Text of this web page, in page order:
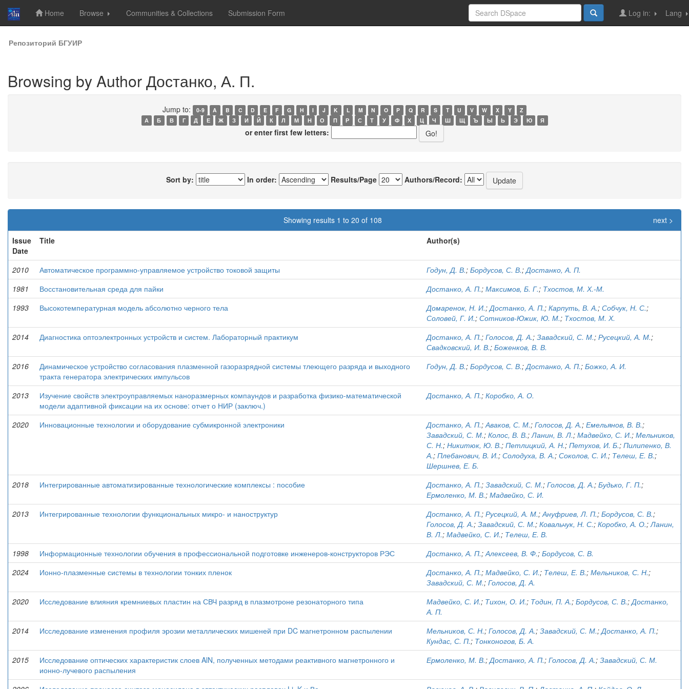
Skip
navigation
Home Browse Communities & Collections Submission Form Lang
Log in:
Репозиторий БГУИР
Browsing by Author Достанко, А. П.
Jump to: 0-9 A B C D E F G H I J K L M N O P Q R S T U V W X Y
Z
А
Б В Г Д Е Ж З И Й К Л М Н О П Р С Т У Ф Х Ц Ч Ш Щ Ъ Ы Ь Э Ю Я
or enter first few letters:
Sort by: In order: Results/Page Authors/Record:
Showing results 1 to 20 of 108
next >
Issue
Date
Title Author(s)
2010 Автоматическое программно-управляемое устройство токовой защиты Годун, Д. В.; Бордусов, С. В.;Достанко, А. П.
1981
Восстановительная среда для пайки Достанко, А. П.; Максимов, Б. Г.; Тхостов, М. Х.-М.
1993
Высокотемпературная модель абсолютно черного тела Домаренок, Н. И.;Достанко, А. П.; Карпуть, В. А.; Собчук, Н. С.;
Соловей, Г. И.; Сотников-Южик, Ю. М.; Тхостов, М. Х.
2014
Диагностика оптоэлектронных устройств и систем. Лабораторный практикум Достанко, А. П.; Голосов, Д. А.; Завадский, С. М.; Русецкий, А. М.;
Свадковский, И. В.; Боженков, В. В.
2016
Динамическое устройство согласования плазменной газоразрядной системы тлеющего разряда и выходного
тракта генератора электрических импульсов
Годун, Д. В.; Бордусов, С. В.;Достанко, А. П.; Божко, А. И.
2013
Изучение свойств электроуправляемых наноразмерных компаундов и разработка физико-математической
модели адаптивной фиксации на их основе: отчет о НИР (заключ.)
Достанко, А. П.; Коробко, А. О.
2020 Инновационные технологии и оборудование субмикронной электроники Достанко, А. П.;Аваков, С. М.; Голосов, Д. А.; Емельянов, В. В.;
Завадский, С. М.; Колос, В. В.;Ланин, В. Л.; Мадвейко, С. И.; Мельников,
С. Н.; Никитюк, Ю. В.; Петлицкий, А. Н.; Петухов, И. Б.; Пилипенко, В.
А.; Плебанович, В. И.; Солодуха, В. А.; Соколов, С. И.; Телеш, Е. В.;
Шершнев, Е. Б.
2018
Интегрированные автоматизированные технологические комплексы : пособие Достанко, А. П.; Завадский, С. М.; Голосов, Д. А.; Будько, Г. П.;
Ермоленко, М. В.; Мадвейко, С. И.
2013
Интегрированные технологии функциональных микро- и наноструктур Достанко, А. П.; Русецкий, А. М.;Ануфриев, Л. П.; Бордусов, С. В.;
Голосов, Д. А.; Завадский, С. М.; Ковальчук, Н. С.; Коробко, А. О.;Ланин,
В. Л.; Мадвейко, С. И.; Телеш, Е. В.
1998
Информационные технологии обучения в профессиональной подготовке инженеров-конструкторов РЭС Достанко, А. П.;Алексеев, В. Ф.; Бордусов, С. В.
2024
Ионно-плазменные системы в технологии тонких пленок Достанко, А. П.; Мадвейко, С. И.; Телеш, Е. В.; Мельников, С. Н.;
Завадский, С. М.; Голосов, Д. А.
2020
Исследование влияния кремниевых пластин на СВЧ разряд в плазмотроне резонаторного типа Мадвейко, С. И.; Тихон, О. И.; Тодин, П. А.; Бордусов, С. В.;Достанко,
А. П.
2014
Исследование изменения профиля эрозии металлических мишеней при DC магнетронном распылении Мельников, С. Н.; Голосов, Д. А.; Завадский, С. М.;Достанко, А. П.;
Кундас, С. П.; Тонконогов, Б. А.
2015
Исследование оптических характеристик слоев AlN, полученных методами реактивного магнетронного и
ионно-лучевого распыления
Ермоленко, М. В.;Достанко, А. П.; Голосов, Д. А.; Завадский, С. М.